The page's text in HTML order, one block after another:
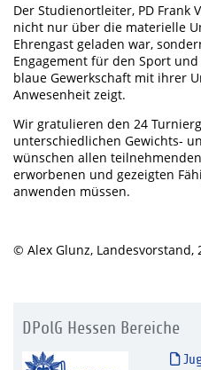
Der Studienortleiter, PD Frank
nicht nur über die materielle
Ehrengast geladen war,
Engagement für den Sport
blaue Gewerkschaft mit ihrer
Anwesenheit zeigt.
Wir gratulieren den 24
unterschiedlichen Gewichts-
wünschen allen
erworbenen und gezeigten
anwenden müssen.
© Alex Glunz, Landesvorstand,
DPolG Hessen Bereiche